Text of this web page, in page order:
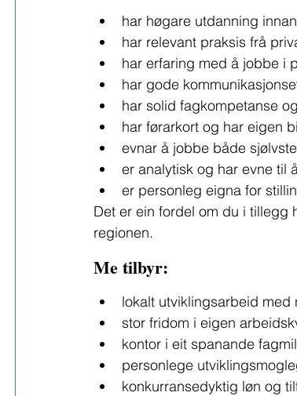
har høgare utdanning
har relevant praksis frå
har erfaring med å jobbe i
har gode
har solid fagkompetanse
har førarkort og har eigen
evnar å jobbe både
er analytisk og har evne til
er personleg eigna for
Det er ein fordel om du i
regionen.
Me tilbyr:
lokalt utviklingsarbeid med
stor fridom i eigen
kontor i eit spanande
personlege
konkurransedyktig løn og